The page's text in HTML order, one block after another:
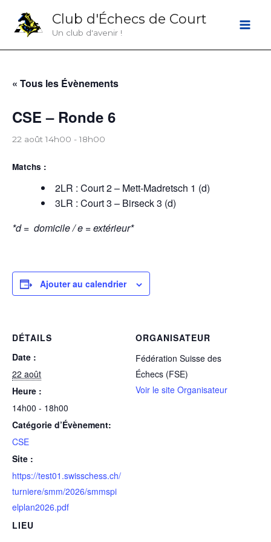
contenu
Club d'Échecs de Court
Un club d'avenir !
« Tous les Évènements
CSE – Ronde 6
22 août 14h00 -18h00
Matchs :
2LR : Court 2 – Mett-Madretsch 1 (d)
3LR : Court 3 – Birseck 3 (d)
*d = domicile / e = extérieur*
Ajouter au calendrier
DÉTAILS
Date :
22 août
Heure :
14h00 - 18h00
Catégorie d’Évènement:
CSE
Site :
https://test01.swisschess.ch/
turniere/smm/2026/smmspi
elplan2026.pdf
LIEU
ORGANISATEUR
Fédération Suisse des
Échecs (FSE)
Voir le site Organisateur